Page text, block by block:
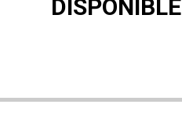
DISPONIBLE